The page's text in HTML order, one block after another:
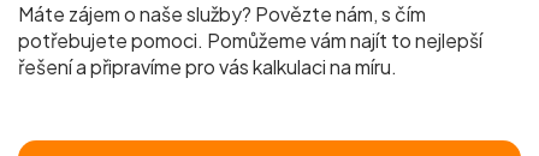
Máte zájem o naše služby? Povězte nám, s čím
potřebujete pomoci. Pomůžeme vám najít to nejlepší
řešení a připravíme pro vás kalkulaci na míru.